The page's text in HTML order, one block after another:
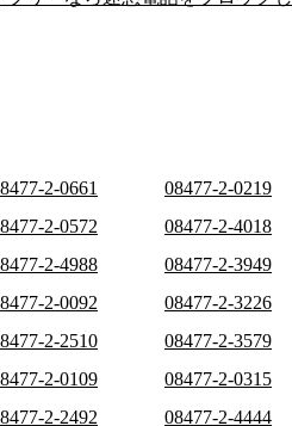
2-0661
08477-2-0219
2-0572
08477-2-4018
2-4988
08477-2-3949
2-0092
08477-2-3226
2-2510
08477-2-3579
2-0109
08477-2-0315
2-2492
08477-2-4444